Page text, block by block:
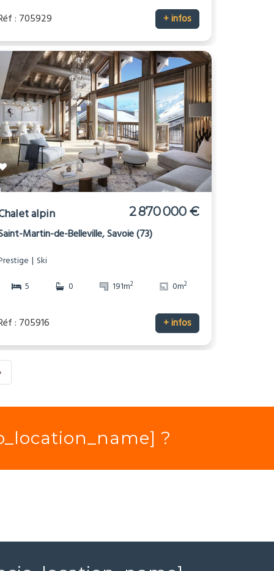
: 705929 + infos
alpin 2 870 000 €
Martin-de-Belleville, Savoie (73)
Ski
5
0 191m2 0m2
: 705916 + infos
?